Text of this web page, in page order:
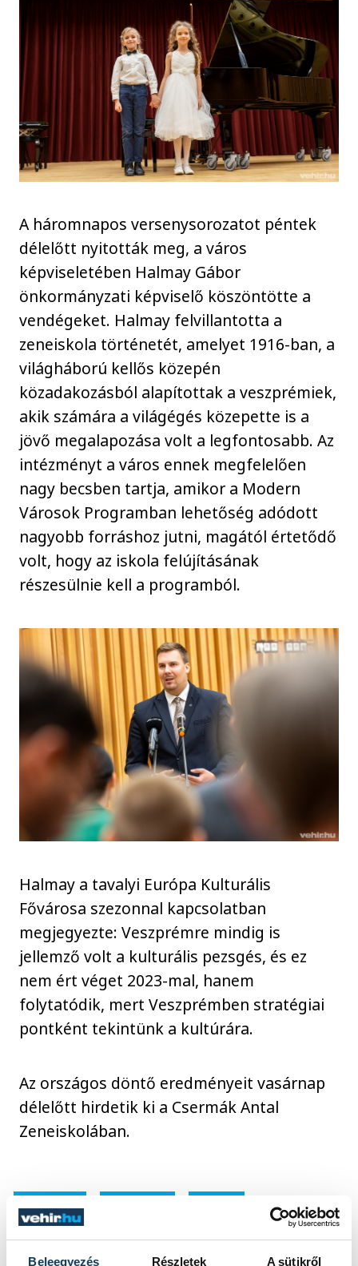
Beleegyezés Részletek A sütikről
A háromnapos versenysorozatot péntek
délelőtt nyitották meg, a város
képviseletében Halmay Gábor
önkormányzati képviselő köszöntötte a
vendégeket. Halmay felvillantotta a
zeneiskola történetét, amelyet 1916-ban, a
világháború kellős közepén
közadakozásból alapítottak a veszprémiek,
akik számára a világégés közepette is a
jövő megalapozása volt a legfontosabb. Az
intézményt a város ennek megfelelően
nagy becsben tartja, amikor a Modern
Városok Programban lehetőség adódott
nagyobb forráshoz jutni, magától értetődő
volt, hogy az iskola felújításának
részesülnie kell a programból.
Halmay a tavalyi Európa Kulturális
Fővárosa szezonnal kapcsolatban
megjegyezte: Veszprémre mindig is
jellemző volt a kulturális pezsgés, és ez
nem ért véget 2023-mal, hanem
folytatódik, mert Veszprémben stratégiai
pontként tekintünk a kultúrára.
Az országos döntő eredményeit vasárnap
délelőtt hirdetik ki a Csermák Antal
Zeneiskolában.
Halmay Gábor